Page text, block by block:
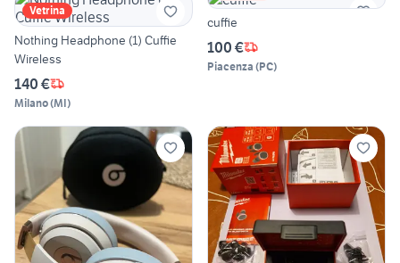
Vetrina
Nothing Headphone (1) Cuffie
Wireless
140 €
Milano(MI)
cuffie
100 €
Piacenza (PC)